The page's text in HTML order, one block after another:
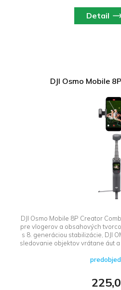
Detail
DJI Osmo Mobile
DJI Osmo Mobile 8P Creator
pre vlogerov a obsahových
s 8. generáciou stabilizácie, DJI
sledovanie objektov vrátane áut a
zvuk priamo do telefónu.